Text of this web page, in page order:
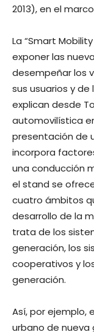
2013), en el
La “Smart
exponer las
desempeñar los
sus usuarios y
explican desde
automovilística
presentación de
incorpora
una conducción
el stand se
cuatro ámbitos
desarrollo de la
trata de los
generación, los
cooperativos y
generación.
Así, por ejemplo,
urbano de